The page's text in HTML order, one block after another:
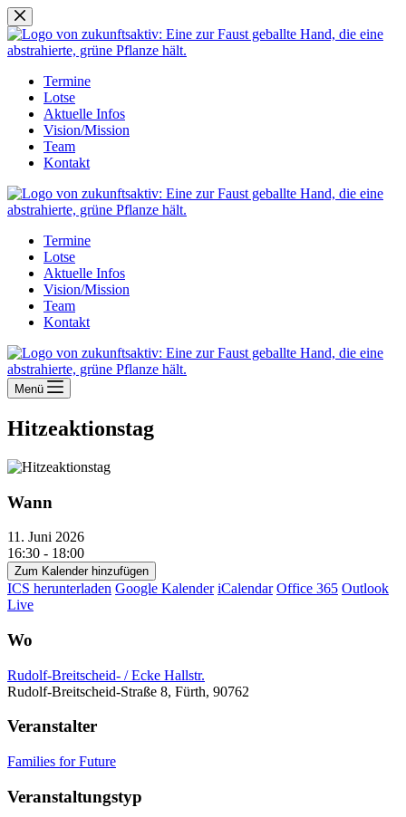
Zum
Inhalt
springen
Termine
Lotse
Aktuelle Infos
Vision/Mission
Team
Kontakt
Termine
Lotse
Aktuelle Infos
Vision/Mission
Team
Kontakt
Menü
Hitzeaktionstag
Wann
11. Juni 2026
16:30 - 18:00
Zum Kalender hinzufügen
ICS herunterladen Google Kalender iCalendar Office 365 Outlook
Live
Wo
Rudolf-Breitscheid- / Ecke Hallstr.
Rudolf-Breitscheid-Straße 8, Fürth, 90762
Veranstalter
Families for Future
Veranstaltungstyp